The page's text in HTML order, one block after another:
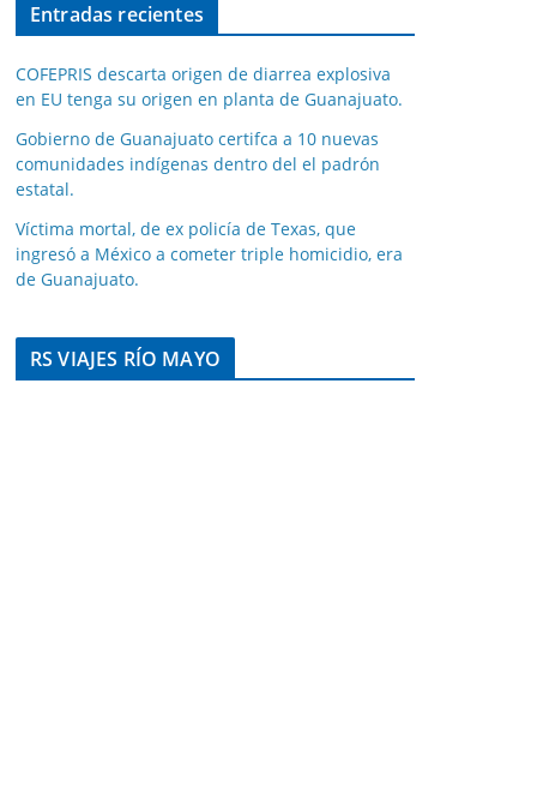
Entradas recientes
COFEPRIS descarta origen de diarrea explosiva
en EU tenga su origen en planta de Guanajuato.
Gobierno de Guanajuato certifca a 10 nuevas
comunidades indígenas dentro del el padrón
estatal.
Víctima mortal, de ex policía de Texas, que
ingresó a México a cometer triple homicidio, era
de Guanajuato.
RS VIAJES RÍO MAYO